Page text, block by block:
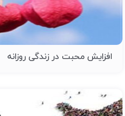
افزایش محبت در زندگی روزانه